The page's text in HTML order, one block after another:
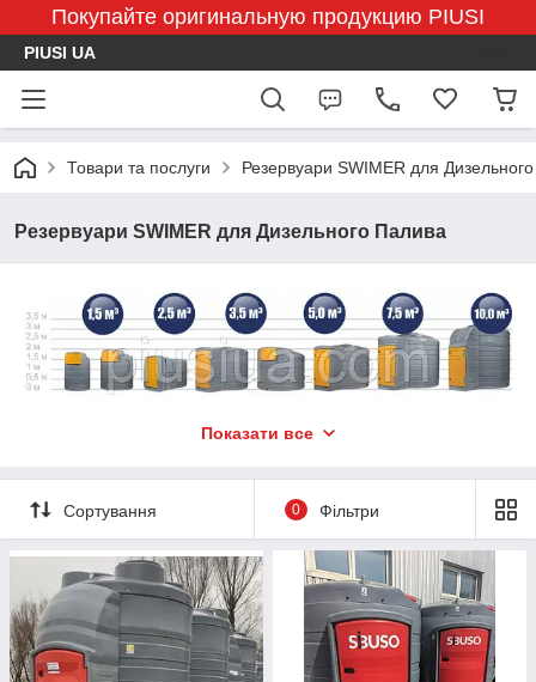
Покупайте оригинальную продукцию PIUSI
PIUSI UA
Товари та послуги Резервуари SWIMER для
Резервуари SWIMER для Дизельного Палива
Показати все
Сортування 0 Фільтри